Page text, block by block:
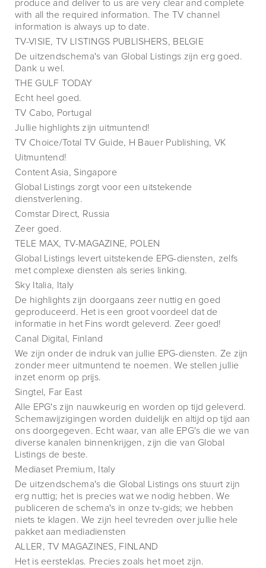
produce and deliver to us are very clear and complete
with all the required information. The TV channel
information is always up to date.
TV-VISIE, TV LISTINGS PUBLISHERS, BELGIE
De uitzendschema's van Global Listings zijn erg goed.
Dank u wel.
THE GULF TODAY
Echt heel goed.
TV Cabo, Portugal
Jullie highlights zijn uitmuntend!
TV Choice/Total TV Guide, H Bauer Publishing, VK
Uitmuntend!
Content Asia, Singapore
Global Listings zorgt voor een uitstekende
dienstverlening.
Comstar Direct, Russia
Zeer goed.
TELE MAX, TV-MAGAZINE, POLEN
Global Listings levert uitstekende EPG-diensten, zelfs
met complexe diensten als series linking.
Sky Italia, Italy
De highlights zijn doorgaans zeer nuttig en goed
geproduceerd. Het is een groot voordeel dat de
informatie in het Fins wordt geleverd. Zeer goed!
Canal Digital, Finland
We zijn onder de indruk van jullie EPG-diensten. Ze zijn
zonder meer uitmuntend te noemen. We stellen jullie
inzet enorm op prijs.
Singtel, Far East
Alle EPG's zijn nauwkeurig en worden op tijd geleverd.
Schemawijzigingen worden duidelijk en altijd op tijd aan
ons doorgegeven. Echt waar, van alle EPG's die we van
diverse kanalen binnenkrijgen, zijn die van Global
Listings de beste.
Mediaset Premium, Italy
De uitzendschema's die Global Listings ons stuurt zijn
erg nuttig; het is precies wat we nodig hebben. We
publiceren de schema's in onze tv-gids; we hebben
niets te klagen. We zijn heel tevreden over jullie hele
pakket aan mediadiensten
ALLER, TV MAGAZINES, FINLAND
Het is eersteklas. Precies zoals het moet zijn.